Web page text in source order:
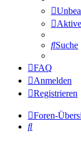
Suche
FAQ
Anmelden
Registrieren
Foren-
Suche